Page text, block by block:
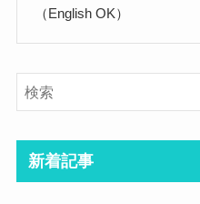
（English OK）
新着記事